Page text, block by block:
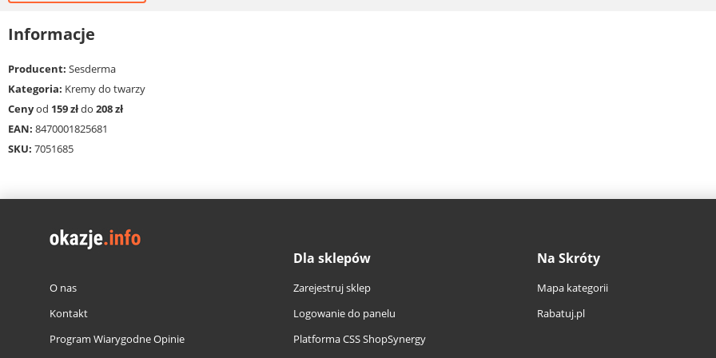
Informacje
Producent: Sesderma
Kategoria: Kremy do twarzy
Cenyod 159 złdo 208 zł
EAN: 8470001825681
SKU: 7051685
O nas
Kontakt
Program Wiarygodne Opinie
Dla sklepów
Zarejestruj sklep
Logowanie do panelu
Platforma CSS ShopSynergy
Na Skróty
Mapa kategorii
Rabatuj.pl